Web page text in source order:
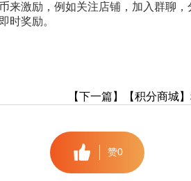
来激励，例如关注店铺，加入群聊
时奖励。
【下一篇】【积分商城
赞0